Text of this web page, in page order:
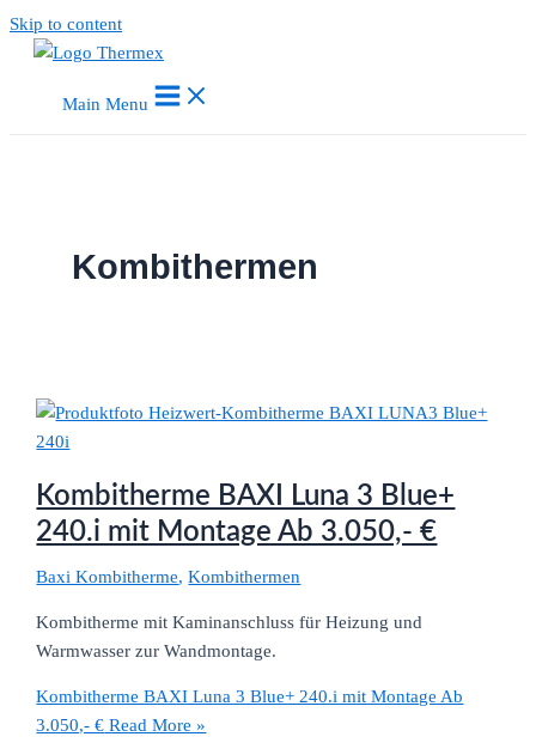
Skip to content
Main Menu
Kombithermen
Kombitherme BAXI Luna 3 Blue+
240.i mit Montage Ab 3.050,- €
Baxi Kombitherme,Kombithermen
Kombitherme mit Kaminanschluss für Heizung und
Warmwasser zur Wandmontage.
Kombitherme BAXI Luna 3 Blue+ 240.i mit Montage Ab
3.050,- € Read More »